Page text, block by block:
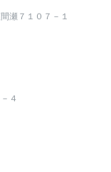
瀬７１０７－１
４